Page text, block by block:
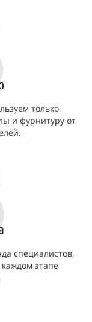
только
и фурнитуру от
специалистов,
этапе